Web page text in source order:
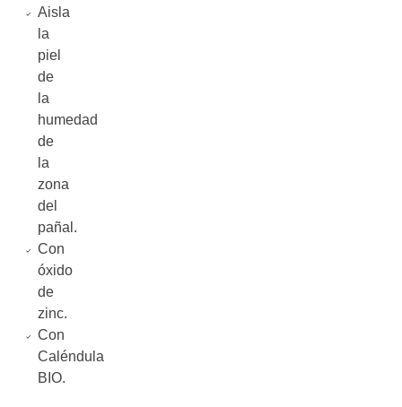
Aisla
la
piel
de
la
humedad
de
la
zona
del
pañal.
Con
óxido
de
zinc.
Con
Caléndula
BIO.